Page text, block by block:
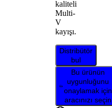
kaliteli
Multi-
V
kayışı.
Distribütör
bul
Bu ürünün
uygunluğunu
onaylamak için
aracınızı seçin